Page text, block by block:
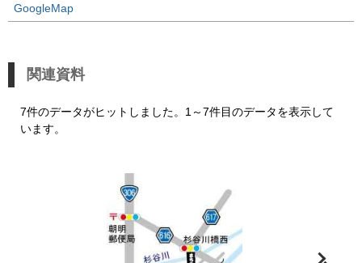
GoogleMap
関連資料
7件のデータがヒットしました。1～7件目のデータを表示して
います。